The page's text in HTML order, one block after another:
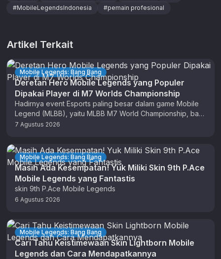
#MobileLegendsIndonesia #pemain profesional
Artikel Terkait
Mobile Legends: Bang Bang
Deretan Hero Mobile Legends yang Populer
Dipakai Player di M7 Worlds Championship
Hadirnya event Esports paling besar dalam game Mobile
Legend (MLBB), yaitu MLBB M7 World Championship, baru
saja selesai pada bulan …
7 Agustus 2026
Mobile Legends: Bang Bang
Masih Ada Kesempatan! Yuk Miliki Skin 9th P.Ace
Mobile Legends yang Fantastis
skin 9th P.Ace Mobile Legends
6 Agustus 2026
Mobile Legends: Bang Bang
Cari Tahu Keistimewaan Skin Lightborn Mobile
Legends dan Cara Mendapatkannya